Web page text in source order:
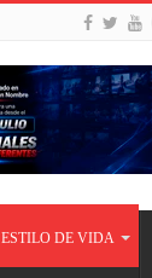
ESTILO DE VIDA